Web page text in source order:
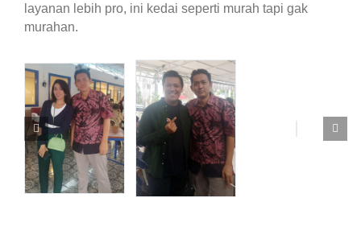
layanan lebih pro, ini kedai seperti murah tapi gak
murahan.